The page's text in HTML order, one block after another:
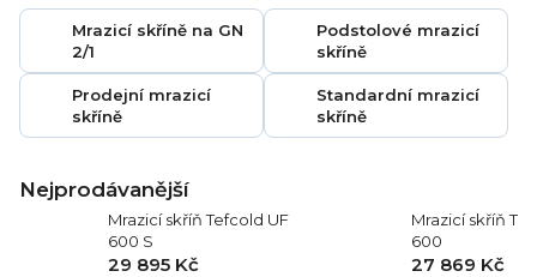
Mrazicí skříně na GN
2/1
Podstolové mrazicí
skříně
Prodejní mrazicí
skříně
Standardní mrazicí
skříně
Nejprodávanější
Mrazicí skříň Tefcold UF
600 S
29 895 Kč
Mrazicí skříň
600
27 869 Kč